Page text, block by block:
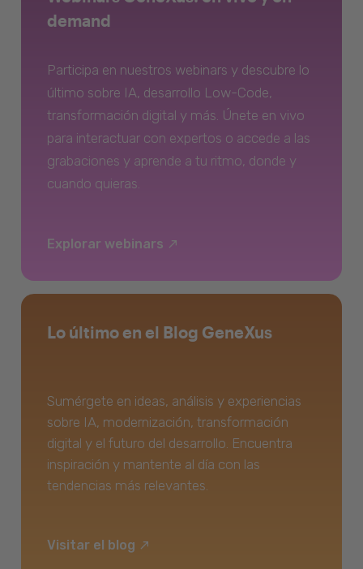
demand
Participa en nuestros webinars y descubre lo
último sobre IA, desarrollo Low-Code,
transformación digital y más. Únete en vivo
para interactuar con expertos o accede a las
grabaciones y aprende a tu ritmo, donde y
cuando quieras.
Explorar webinars
Lo último en el Blog GeneXus
Sumérgete en ideas, análisis y experiencias
sobre IA, modernización, transformación
digital y el futuro del desarrollo. Encuentra
inspiración y mantente al día con las
tendencias más relevantes.
Visitar el blog